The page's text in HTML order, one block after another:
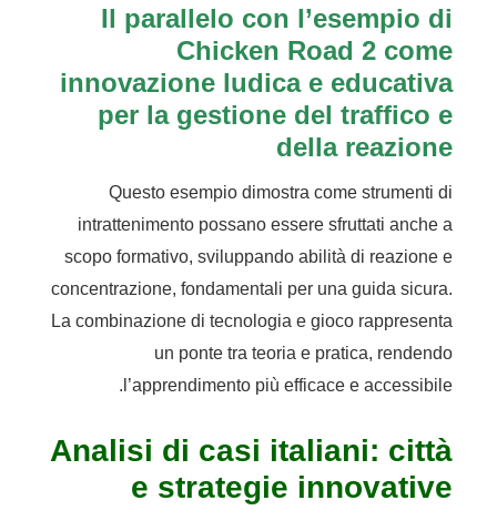
Il parallelo con l’esempio di
Chicken Road 2 come
innovazione ludica e educativa
per la gestione del traffico e
della reazione
Questo esempio dimostra come strumenti di
intrattenimento possano essere sfruttati anche a
scopo formativo, sviluppando abilità di reazione e
concentrazione, fondamentali per una guida sicura.
La combinazione di tecnologia e gioco rappresenta
un ponte tra teoria e pratica, rendendo
l’apprendimento più efficace e accessibile.
Analisi di casi italiani: città
e strategie innovative